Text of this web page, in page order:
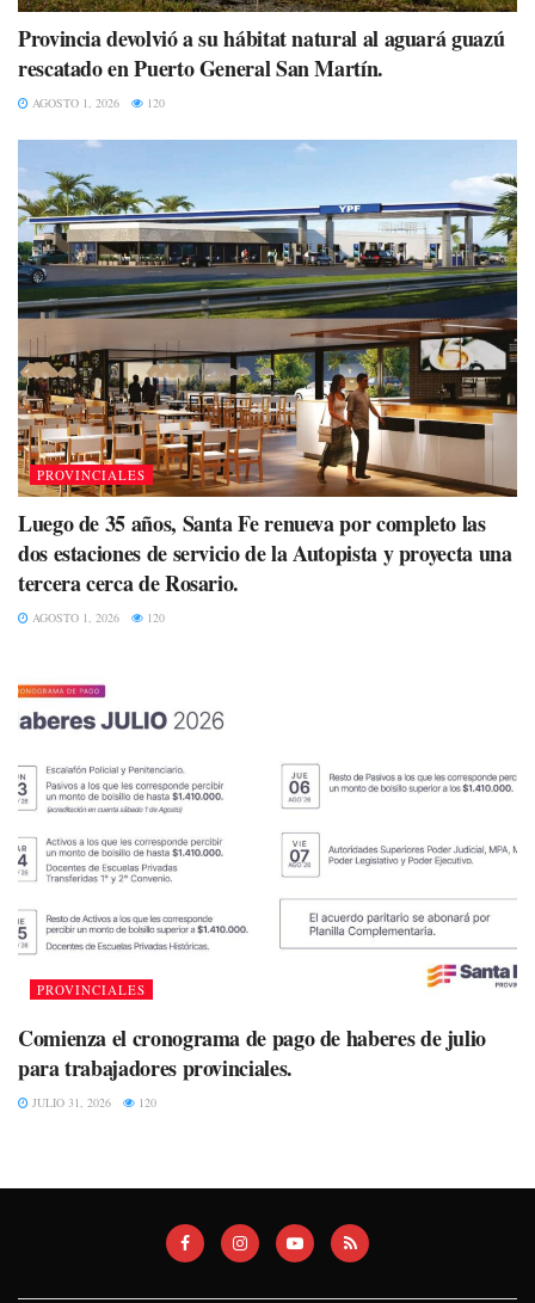
Provincia devolvió a su hábitat natural al aguará guazú
rescatado en Puerto General San Martín.
AGOSTO 1, 2026 120
PROVINCIALES
Luego de 35 años, Santa Fe renueva por completo las
dos estaciones de servicio de la Autopista y proyecta una
tercera cerca de Rosario.
AGOSTO 1, 2026 120
PROVINCIALES
Comienza el cronograma de pago de haberes de julio
para trabajadores provinciales.
JULIO 31, 2026 120